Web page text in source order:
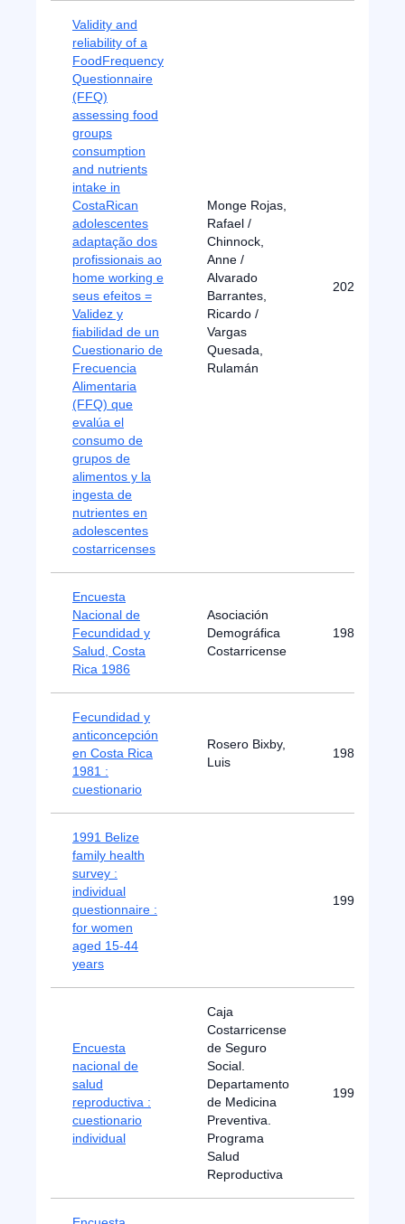
Validity and
reliability of a
FoodFrequency
Questionnaire
(FFQ)
assessing food
groups
consumption
and nutrients
intake in
CostaRican
adolescentes
adaptação dos
profissionais ao
home working e
seus efeitos =
Validez y
fiabilidad de un
Cuestionario de
Frecuencia
Alimentaria
(FFQ) que
evalúa el
consumo de
grupos de
alimentos y la
ingesta de
nutrientes en
adolescentes
costarricenses
Monge Rojas,
Rafael /
Chinnock,
Anne /
Alvarado
Barrantes,
Ricardo /
Vargas
Quesada,
Rulamán
2024
Encuesta
Nacional de
Fecundidad y
Salud, Costa
Rica 1986
Asociación
Demográfica
Costarricense
1987
Fecundidad y
anticoncepción
en Costa Rica
1981 :
cuestionario
Rosero Bixby,
Luis
1981
1991 Belize
family health
survey :
individual
questionnaire :
for women
aged 15-44
years
1992
Encuesta
nacional de
salud
reproductiva :
cuestionario
individual
Caja
Costarricense
de Seguro
Social.
Departamento
de Medicina
Preventiva.
Programa
Salud
Reproductiva
1993